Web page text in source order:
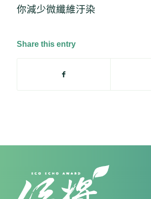
你減少微纖維汙染
Share this entry